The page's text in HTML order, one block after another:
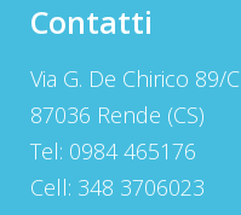
Contatti
Via G. De Chirico 89/C
87036 Rende (CS)
Tel: 0984 465176
Cell: 348 3706023